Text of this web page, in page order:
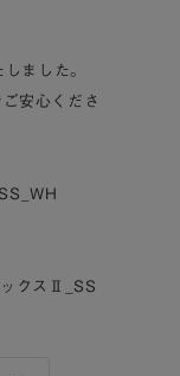
ました。
安心くださ
クスⅡ_SS